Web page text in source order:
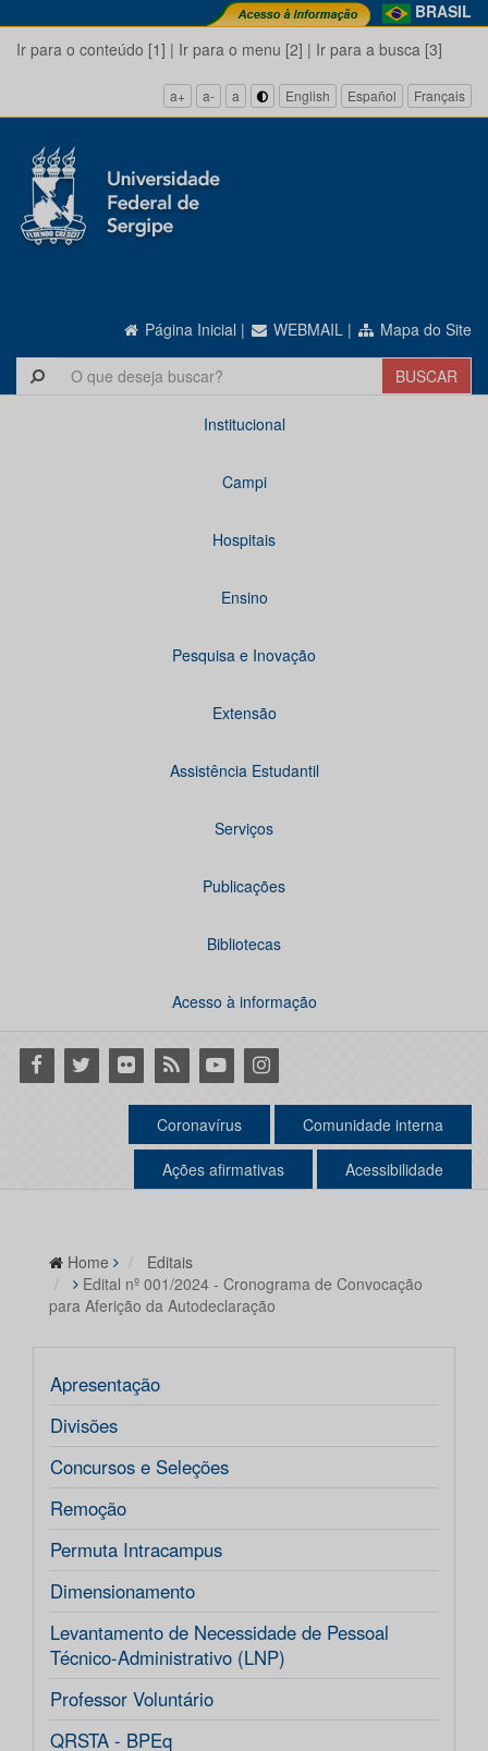
BRASIL
Ir para o conteúdo [1] | Ir para o menu [2] | Ir para a busca [3]
a+ a- a English Español Français
Página Inicial | WEBMAIL | Mapa do Site
Institucional
Campi
Hospitais
Ensino
Pesquisa e Inovação
Extensão
Assistência Estudantil
Serviços
Publicações
Bibliotecas
Acesso à informação
Facebook
Twitter Flickr RSS YoutubeInstagram
Coronavírus Comunidade interna
Ações afirmativas Acessibilidade
Home
Editais
Edital nº 001/2024 - Cronograma de Convocação
para Aferição da Autodeclaração
Apresentação
Divisões
Concursos e Seleções
Remoção
Permuta Intracampus
Dimensionamento
Levantamento de Necessidade de Pessoal
Técnico-Administrativo (LNP)
Professor Voluntário
QRSTA - BPEq